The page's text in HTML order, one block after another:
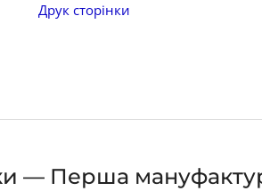
Друк сторінки
— Перша